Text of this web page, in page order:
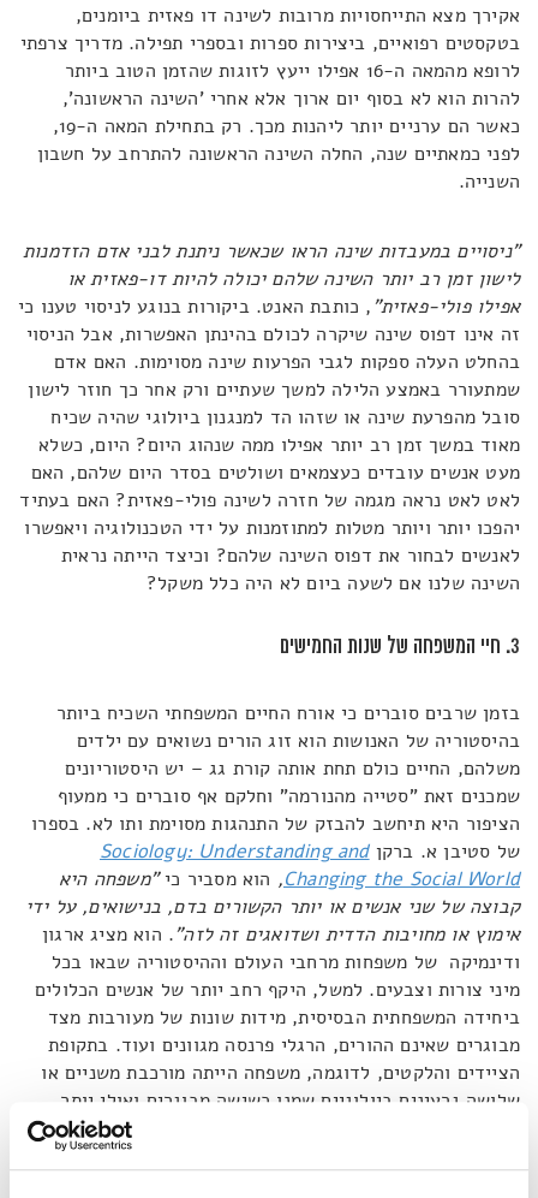
אקירך מצא התייחסויות מרובות לשינה דו פאזית ביומנים,
בטקסטים רפואיים, ביצירות ספרות ובספרי תפילה. מדריך צרפתי
לרופא מהמאה ה-16 אפילו ייעץ לזוגות שהזמן הטוב ביותר
להרות הוא לא בסוף יום ארוך אלא אחרי 'השינה הראשונה',
כאשר הם ערניים יותר ליהנות מכך. רק בתחילת המאה ה-19,
לפני כמאתיים שנה, החלה השינה הראשונה להתרחב על חשבון
השנייה.
"ניסויים במעבדות שינה הראו שכאשר ניתנת לבני אדם הזדמנות
לישון זמן רב יותר השינה שלהם יכולה להיות דו-פאזית או
אפילו פולי-פאזית", כותבת האנט. ביקורות בנוגע לניסוי טענו כי
זה אינו דפוס שינה שיקרה לכולם בהינתן האפשרות, אבל הניסוי
בהחלט העלה ספקות לגבי הפרעות שינה מסוימות. האם אדם
שמתעורר באמצע הלילה למשך שעתיים ורק אחר כך חוזר לישון
סובל מהפרעת שינה או שזהו הד למנגנון ביולוגי שהיה שכיח
מאוד במשך זמן רב יותר אפילו ממה שנהוג היום? היום, כשלא
מעט אנשים עובדים כעצמאים ושולטים בסדר היום שלהם, האם
לאט לאט נראה מגמה של חזרה לשינה פולי-פאזית? האם בעתיד
יהפכו יותר ויותר מטלות למתוזמנות על ידי הטכנולוגיה ויאפשרו
לאנשים לבחור את דפוס השינה שלהם? וכיצד הייתה נראית
השינה שלנו אם לשעה ביום לא היה כלל משקל?
3. חיי המשפחה של שנות החמישים
בזמן שרבים סוברים כי אורח החיים המשפחתי השכיח ביותר
בהיסטוריה של האנושות הוא זוג הורים נשואים עם ילדים
משלהם, החיים כולם תחת אותה קורת גג – יש היסטוריונים
שמכנים זאת "סטייה מהנורמה" וחלקם אף סוברים כי ממעוף
הציפור היא תיחשב להבזק של התנהגות מסוימת ותו לא. בספרו
של סטיבן א. ברקןSociology: Understanding and
Changing the Social World
, הוא מסביר כי"משפחה היא
קבוצה של שני אנשים או יותר הקשורים בדם, בנישואים, על ידי
אימוץ או מחויבות הדדית ושדואגים זה לזה". הוא מציג ארגון
ודינמיקה של משפחות מרחבי העולם וההיסטוריה שבאו בכל
מיני צורות וצבעים. למשל, היקף רחב יותר של אנשים הכלולים
ביחידה המשפחתית הבסיסית, מידות שונות של מעורבות מצד
מבוגרים שאינם ההורים, הרגלי פרנסה מגוונים ועוד. בתקופת
הציידים והלקטים, לדוגמה, משפחה הייתה מורכבת משניים או
שלושה גרעינים ביולוגיים שמנו כשישה מבוגרים ואולי יותר,
ואיתם חבורה לא קטנה של ילדים. לדבריו, מבנה דומה התקיים
גם אצל הילידים האמריקאים עד לשלב די מאוחר בהיסטוריה.